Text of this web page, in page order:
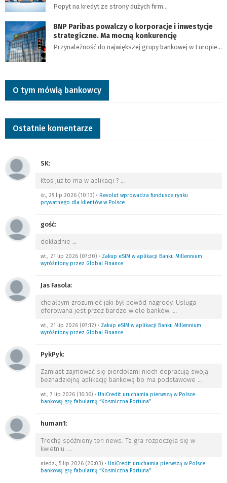
Popyt na kredyt ze strony dużych firm…
BNP Paribas powalczy o korporacje i inwestycje
strategiczne. Ma mocną konkurencję
Przynależność do największej grupy bankowej w Europie…
O tym mówią bankowcy
Ostatnie komentarze
SK:
Ktoś już to ma w aplikacji ? …
śr., 29 lip 2026 (10:13) • Revolut wprowadza fundusze rynku
prywatnego dla klientów w Polsce
gość:
dokładnie …
wt., 21 lip 2026 (07:30) • Zakup eSIM w aplikacji Banku Millennium
wyróżniony przez Global Finance
Jas Fasola:
chciałbym zrozumieć jaki był powód nagrody. Usługa
oferowana jest przez bardzo wiele banków. …
wt., 21 lip 2026 (07:12) • Zakup eSIM w aplikacji Banku Millennium
wyróżniony przez Global Finance
PykPyk:
Zamiast zajmować się pierdołami niech dopracują swoją
beznadziejną aplikację bankową bo ma podstawowe …
wt., 7 lip 2026 (16:36) • UniCredit uruchamia pierwszą w Polsce
bankową grę fabularną “Kosmiczna Fortuna”
human1:
Trochę spóźniony ten news. Ta gra rozpoczęła się w
kwietniu. …
niedz., 5 lip 2026 (20:03) • UniCredit uruchamia pierwszą w Polsce
bankową grę fabularną “Kosmiczna Fortuna”